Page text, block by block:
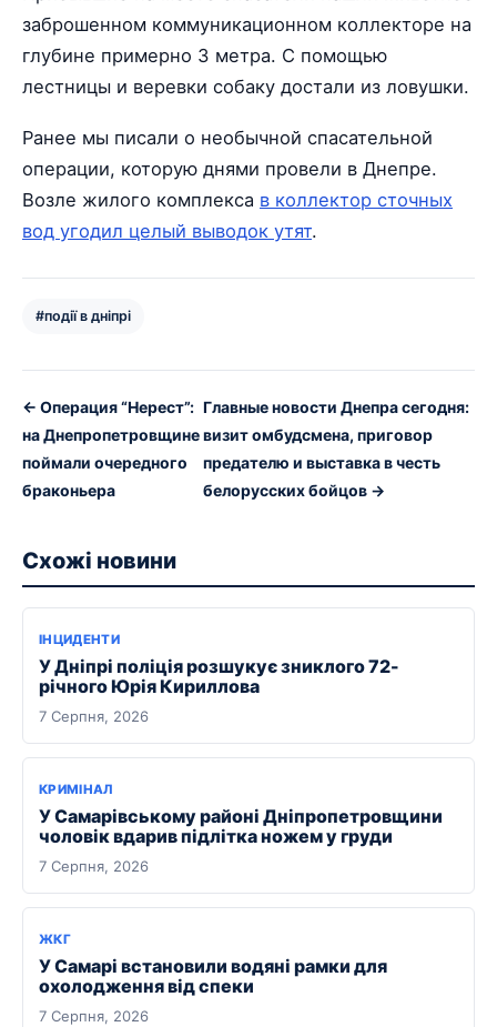
заброшенном коммуникационном коллекторе на
глубине примерно 3 метра. С помощью
лестницы и веревки собаку достали из ловушки.
Ранее мы писали о необычной спасательной
операции, которую днями провели в Днепре.
Возле жилого комплекса в коллектор сточных
вод угодил целый выводок утят.
#події в дніпрі
← Операция “Нерест”:
на Днепропетровщине
поймали очередного
браконьера
Главные новости Днепра сегодня:
визит омбудсмена, приговор
предателю и выставка в честь
белорусских бойцов →
Схожі новини
ІНЦИДЕНТИ
У Дніпрі поліція розшукує зниклого 72-
річного Юрія Кириллова
7 Серпня, 2026
КРИМІНАЛ
У Самарівському районі Дніпропетровщини
чоловік вдарив підлітка ножем у груди
7 Серпня, 2026
ЖКГ
У Самарі встановили водяні рамки для
охолодження від спеки
7 Серпня, 2026